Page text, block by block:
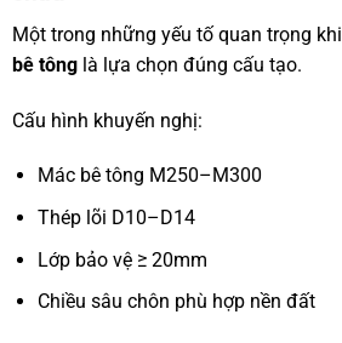
Một trong những yếu tố quan trọng khi
bê tônglà lựa chọn đúng cấu tạo.
Cấu hình khuyến nghị:
Mác bê tông M250–M300
Thép lõi D10–D14
Lớp bảo vệ ≥ 20mm
Chiều sâu chôn phù hợp nền đất